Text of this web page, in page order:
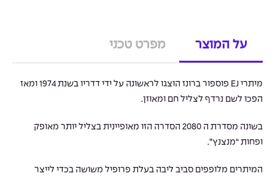
על המוצר מפרט טכני
מיתרי EJ פוספור ברונז הוצגו לראשונה על ידי דדריו בשנת 1974 ומאז
הפכו לשם נרדף לצליל חם ומאוזן.
בשונה מסדרת ה 2080 הסדרה הזו מאופיינית בצליל יותר מאופק
ופחות “מנצנץ”.
המיתרים מלופפים סביב ליבה בעלת פרופיל משושה בכדי לייצר